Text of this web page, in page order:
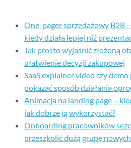
One-pager sprzedażowy B2B
kiedy działa lepiej niż
Jak prosto wyjaśnić złożoną
ułatwienie decyzji zakupowej
SaaS explainer video czy
pokazać sposób działania
Animacja na landing page –
jak dobrze ją wykorzystać?
Onboarding pracowników
przeszkolić dużą grupę